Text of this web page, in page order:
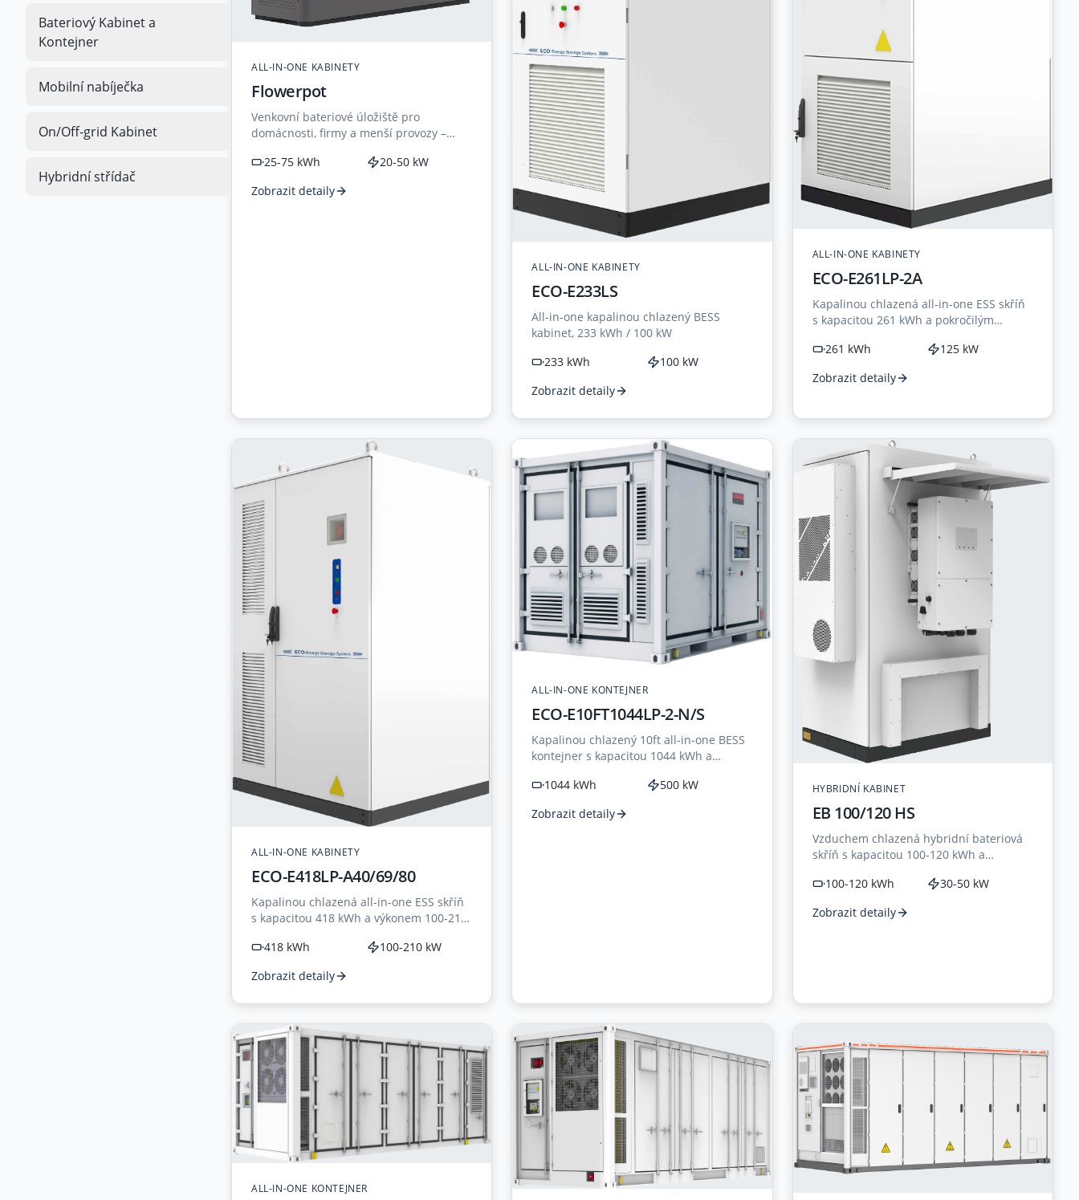
Bateriový Kabinet a
Kontejner
Mobilní nabíječka
On/Off-grid Kabinet
Hybridní střídač
ALL-IN-ONE KABINETY
Flowerpot
Venkovní bateriové úložiště pro
domácnosti, firmy a menší provozy –
elegantní design květináče.
25-75 kWh
20-50 kW
Zobrazit detaily
ALL-IN-ONE KABINETY
ECO-E233LS
All-in-one kapalinou chlazený BESS
kabinet, 233 kWh / 100 kW
233 kWh
100 kW
Zobrazit detaily
ALL-IN-ONE KABINETY
ECO-E261LP-2A
Kapalinou chlazená all-in-one ESS skříň
s kapacitou 261 kWh a pokročilým
261 kWh
125 kW
Zobrazit detaily
ALL-IN-ONE KABINETY
ECO-E418LP-A40/69/80
Kapalinou chlazená all-in-one ESS skříň
s kapacitou 418 kWh a výkonem 100-210
packu.
418 kWh
100-210 kW
Zobrazit detaily
ALL-IN-ONE KONTEJNER
ECO-E10FT1044LP-2-N/S
Kapalinou chlazený 10ft all-in-one BESS
kontejner s kapacitou 1044 kWh a
průmyslové aplikace.
1044 kWh
500 kW
Zobrazit detaily
HYBRIDNÍ KABINET
EB 100/120 HS
Vzduchem chlazená hybridní bateriová
skříň s kapacitou 100-120 kWh a
100-120 kWh
30-50 kW
Zobrazit detaily
ALL-IN-ONE KONTEJNER